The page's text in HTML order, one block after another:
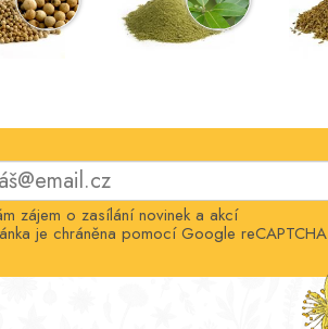
zájem o zasílání novinek a akcí
je chráněna pomocí Google reCAPTCHA